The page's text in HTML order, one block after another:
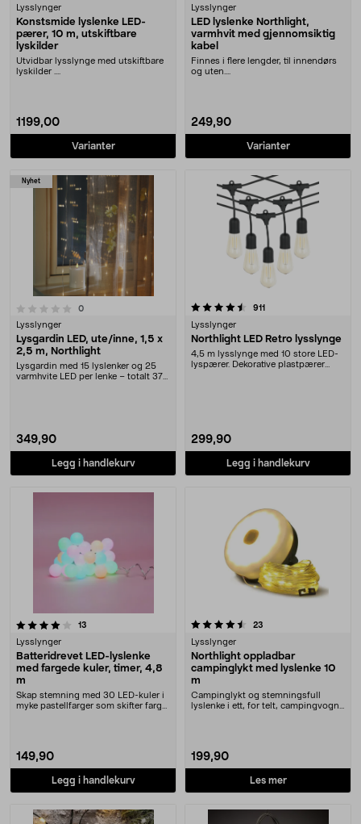
Lysslynger
Konstsmide lyslenke LED-
pærer, 10 m, utskiftbare
lyskilder
Utvidbar lysslynge med utskiftbare
lyskilder ....
1199,00
Varianter
Lysslynger
LED lyslenke Northlight,
varmhvit med gjennomsiktig
kabel
Finnes i flere lengder, til innendørs
og uten....
249,90
Varianter
Nyhet
0anmeldelser
Lysslynger
Lysgardin LED, ute/inne, 1,5 x
2,5 m, Northlight
Lysgardin med 15 lyslenker og 25
varmhvite LED per lenke – totalt 375
349,90
Legg i handlekurv
4.5 av 5 stjerner 911
Lysslynger
Northlight LED Retro lysslynge
4,5 m lysslynge med 10 store LED-
lyspærer. Dekorative plastpærer
299,90
Legg i handlekurv
13
Lysslynger
Batteridrevet LED-lyslenke
med fargede kuler, timer, 4,8
m
Skap stemning med 30 LED-kuler i
myke pastellfarger som skifter farge.
149,90
Legg i handlekurv
4.5 av 5 stjerner 23
Lysslynger
Northlight oppladbar
campinglykt med lyslenke 10
m
Campinglykt og stemningsfull
lyslenke i ett, for telt, campingvogn,
199,90
Les mer